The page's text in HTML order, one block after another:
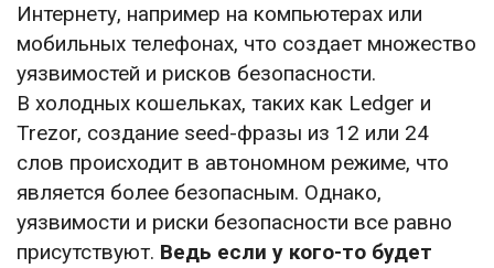
Интернету, например на компьютерах или
мобильных телефонах, что создает множество
уязвимостей и рисков безопасности.
В холодных кошельках, таких как Ledger и
Trezor, создание seed-фразы из 12 или 24
слов происходит в автономном режиме, что
является более безопасным. Однако,
уязвимости и риски безопасности все равно
присутствуют. Ведь если у кого-то будет